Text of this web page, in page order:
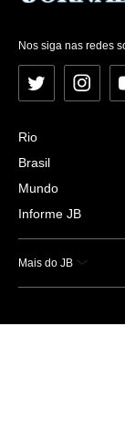
Nos siga nas redes
Twitter
Rio
Brasil
Mundo
Informe JB
Mais do JB
Esportes